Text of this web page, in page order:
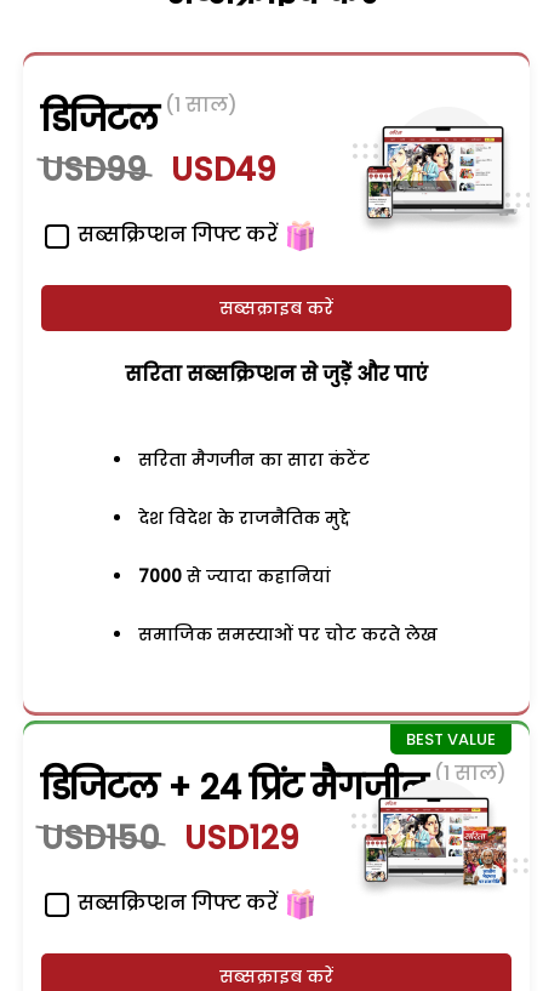
डिजिटल (1 साल)
USD99 USD49
सब्सक्रिप्शन गिफ्ट करें
सब्सक्राइब करें
सरिता सब्सक्रिप्शन से जुड़ेें और पाएं
सरिता मैगजीन का सारा कंटेंट
देश विदेश के राजनैतिक मुद्दे
7000 से ज्यादा कहानियां
समाजिक समस्याओं पर चोट करते लेख
डिजिटल + 24 प्रिंट मैगजीन (1 साल)
USD150 USD129
सब्सक्रिप्शन गिफ्ट करें
सब्सक्राइब करें